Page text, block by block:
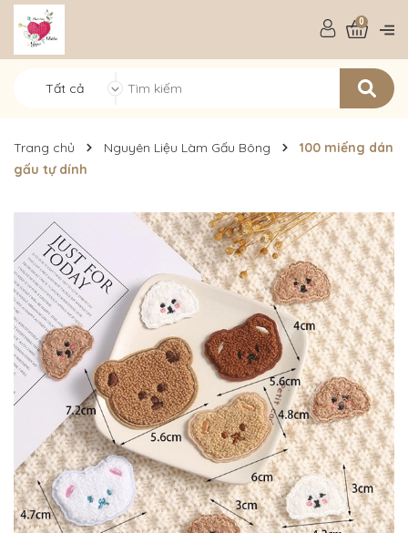
Tất cả
0
Trang chủ Nguyên Liệu Làm Gấu Bông
100 miếng dán
gấu tự dính